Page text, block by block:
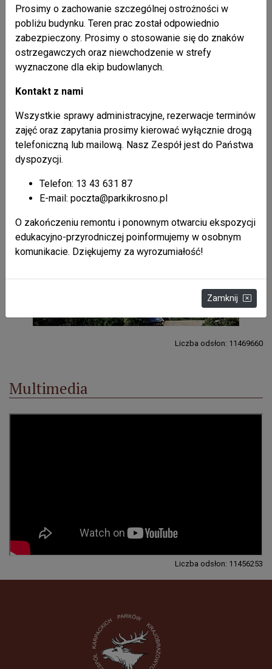
Kalendarzyk kieszonkowy 2021
26 / 02 / 2021
Mapa Parku Krajobrazowego Doliny Sanu
Broszura "Ssaki karpackich parków krajobrazowych"
część II
Atrakcje
Liczba odsłon: 11469660
Multimedia
Liczba odsłon: 11456253
Prosimy o zachowanie szczególnej ostrożności w
pobliżu budynku. Teren prac został odpowiednio
zabezpieczony. Prosimy o stosowanie się do znaków
ostrzegawczych oraz niewchodzenie w strefy
wyznaczone dla ekip budowlanych.
Kontakt z nami
Wszystkie sprawy administracyjne, rezerwacje terminów
zajęć oraz zapytania prosimy kierować wyłącznie drogą
telefoniczną lub mailową. Nasz Zespół jest do Państwa
dyspozycji.
Telefon: 13 43 631 87
E-mail: poczta@parkikrosno.pl
O zakończeniu remontu i ponownym otwarciu ekspozycji
edukacyjno-przyrodniczej poinformujemy w osobnym
komunikacie. Dziękujemy za wyrozumiałość!
Zamknij